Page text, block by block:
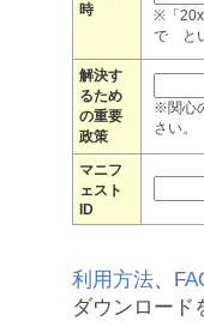
時
※「
で と
解決す
るため
の重要
政策
※関心
さい。
マニフ
ェスト
ID
利用方法、
ダウンロード